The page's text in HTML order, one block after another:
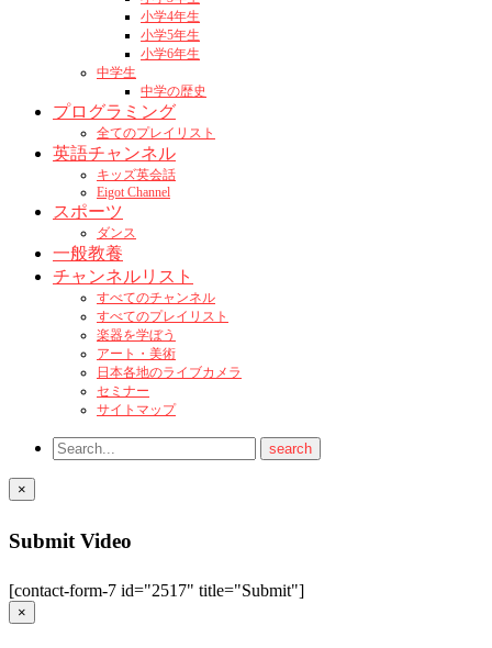
小学4年生
小学5年生
小学6年生
中学生
中学の歴史
プログラミング
全てのプレイリスト
英語チャンネル
キッズ英会話
Eigot Channel
スポーツ
ダンス
一般教養
チャンネルリスト
すべてのチャンネル
すべてのプレイリスト
楽器を学ぼう
アート・美術
日本各地のライブカメラ
セミナー
サイトマップ
×
Submit Video
[contact-form-7 id="2517" title="Submit"]
×